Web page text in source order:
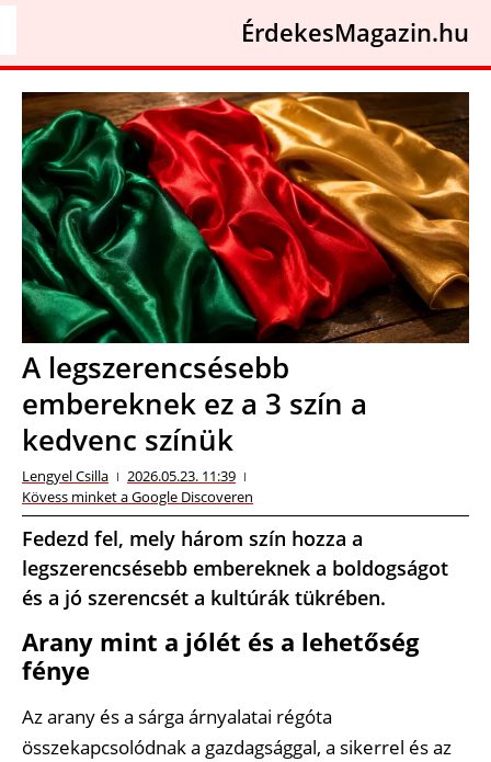
ÉrdekesMagazin.hu
A legszerencsésebb
embereknek ez a 3 szín a
kedvenc színük
Lengyel Csilla
2026.05.23. 11:39
Kövess minket a Google Discoveren
Fedezd fel, mely három szín hozza a
legszerencsésebb embereknek a boldogságot
és a jó szerencsét a kultúrák tükrében.
Arany mint a jólét és a lehetőség
fénye
Az arany és a sárga árnyalatai régóta
összekapcsolódnak a gazdagsággal, a sikerrel és az